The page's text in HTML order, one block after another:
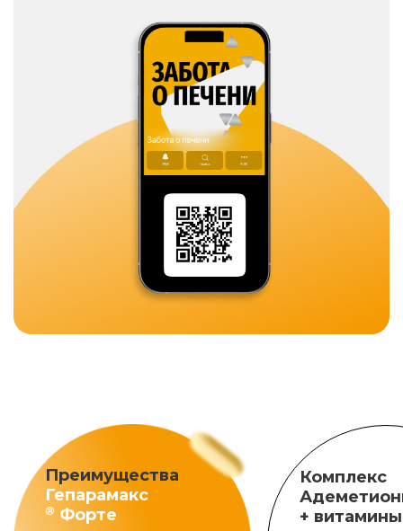
Преимущества
Гепарамакс
® Форте
Комплекс
+